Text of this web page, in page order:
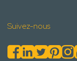
Suivez-nous